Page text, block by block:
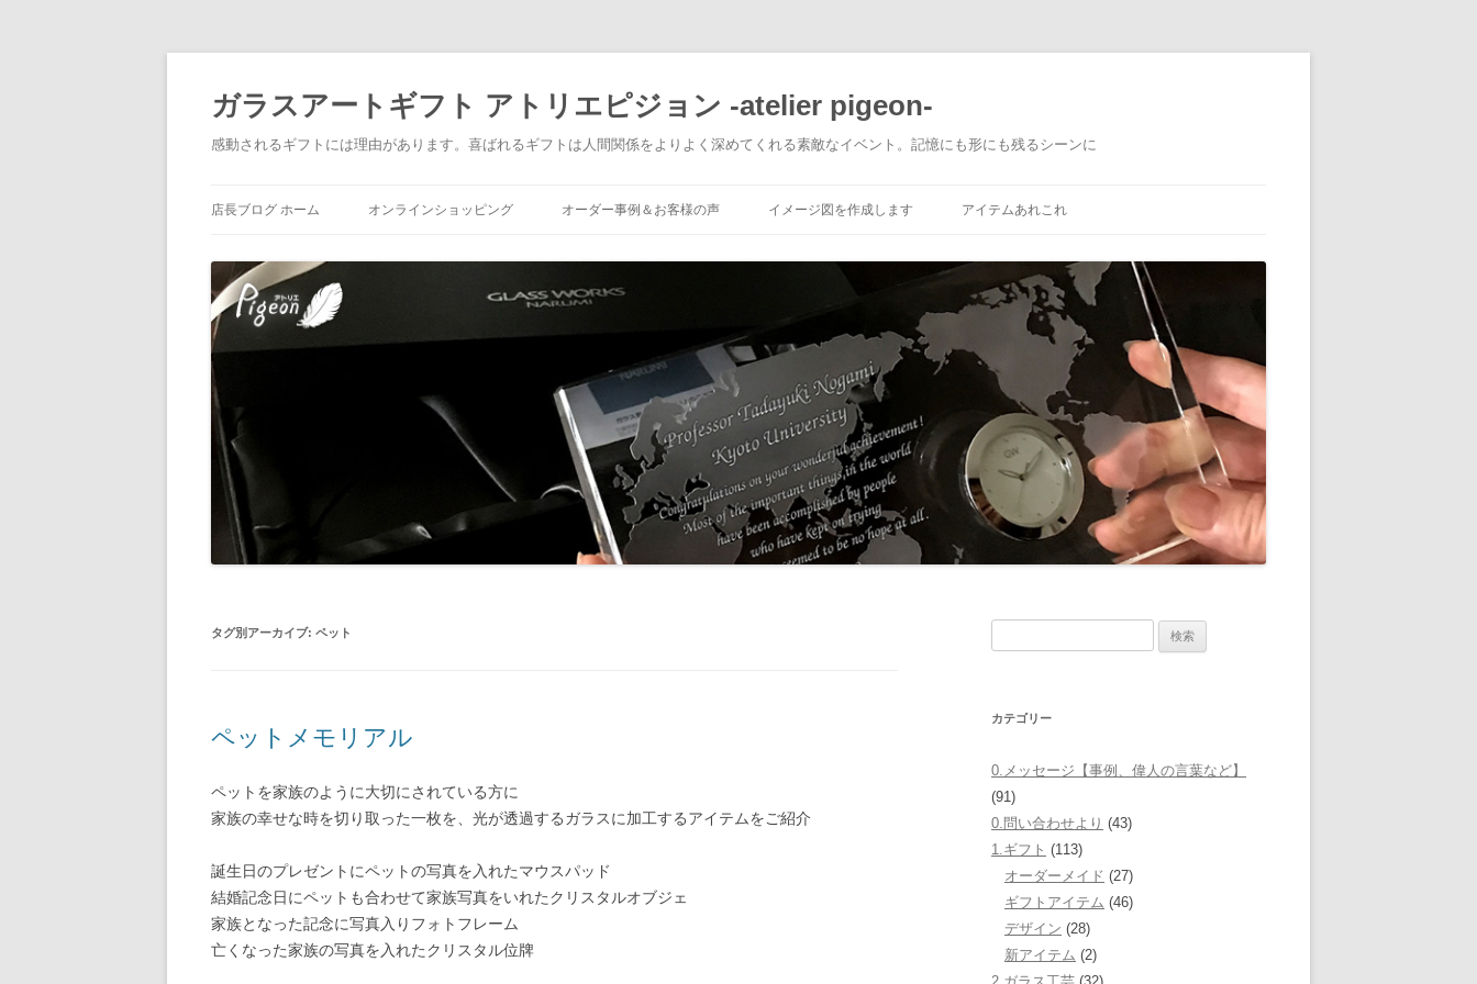
ガラスアートギフト アトリエピジョン -atelier pigeon-
感動されるギフトには理由があります。喜ばれるギフトは人間関係をよりよく深めてくれる素敵なイベント。記憶にも形にも残るシーンに
店長ブログ ホーム オンラインショッピング オーダー事例＆お客様の声 イメージ図を作成します アイテムあれこれ
タグ別アーカイブ: ペット
ペットメモリアル
ペットを家族のように大切にされている方に
家族の幸せな時を切り取った一枚を、光が透過するガラスに加工するアイテムをご紹介
誕生日のプレゼントにペットの写真を入れたマウスパッド
結婚記念日にペットも合わせて家族写真をいれたクリスタルオブジェ
家族となった記念に写真入りフォトフレーム
亡くなった家族の写真を入れたクリスタル位牌
カテゴリー
0.メッセージ【事例、偉人の言葉など】
(91)
0.問い合わせより (43)
1.ギフト (113)
オーダーメイド (27)
ギフトアイテム (46)
デザイン (28)
新アイテム (2)